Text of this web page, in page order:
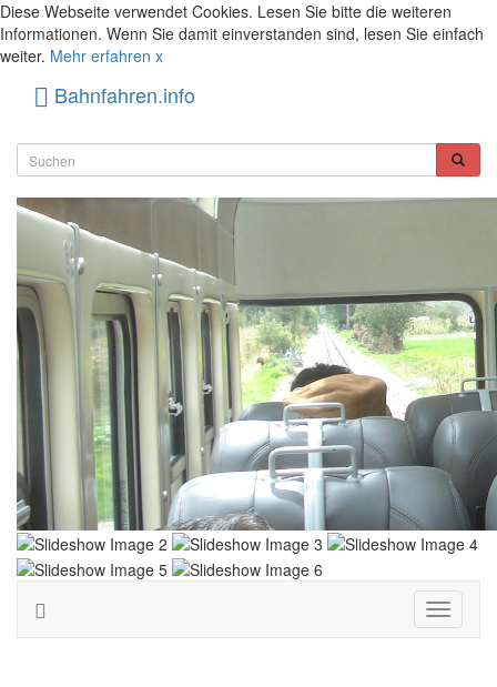
Diese Webseite verwendet Cookies. Lesen Sie bitte die weiteren
Informationen. Wenn Sie damit einverstanden sind, lesen Sie einfach
weiter. Mehr erfahren x
Bahnfahren.info
Toggle